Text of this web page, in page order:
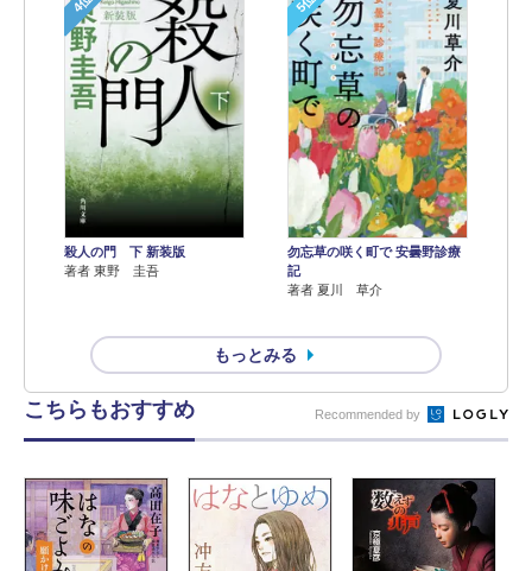
殺人の門 下 新装版
著者 東野 圭吾
勿忘草の咲く町で 安曇野診療
記
著者 夏川 草介
もっとみる
こちらもおすすめ Recommended by